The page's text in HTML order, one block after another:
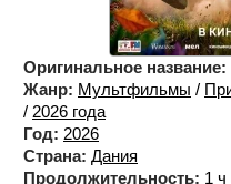
Оригинальное название:
Жанр: Мультфильмы /
/ 2026 года
Год: 2026
Страна: Дания
Продолжительность: 1